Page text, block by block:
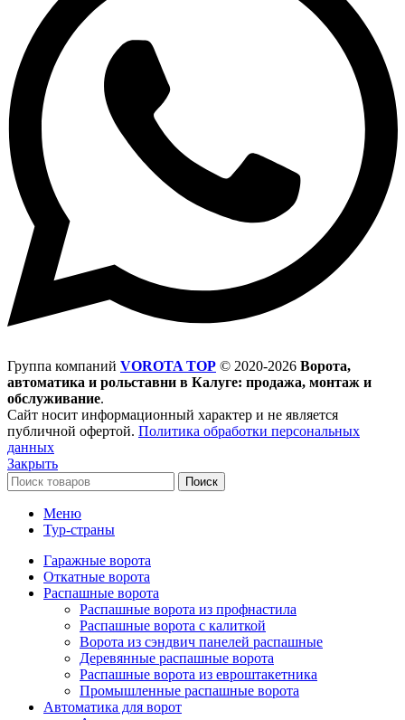
Группа компаний VOROTA TOP © 2020-2026 Ворота,
автоматика и рольставни в Калуге: продажа, монтаж и
обслуживание.
Сайт носит информационный характер и не является
публичной офертой. Политика обработки персональных
данных
Закрыть
Поиск
Меню
Тур-страны
Гаражные ворота
Откатные ворота
Распашные ворота
Распашные ворота из профнастила
Распашные ворота с калиткой
Ворота из сэндвич панелей распашные
Деревянные распашные ворота
Распашные ворота из евроштакетника
Промышленные распашные ворота
Автоматика для ворот